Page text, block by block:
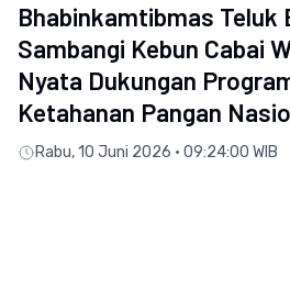
Bhabinkamtibmas Teluk
Sambangi Kebun Cabai
Nyata Dukungan
Ketahanan Pangan
Rabu, 10 Juni 2026 • 09:24:00 WIB